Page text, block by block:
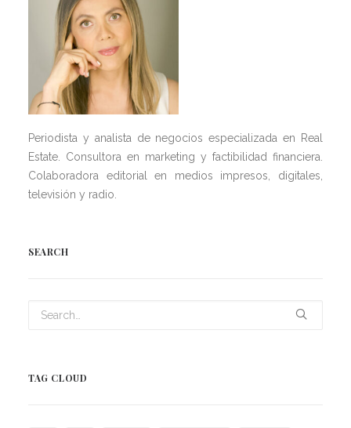
Periodista y analista de negocios especializada en Real
Estate. Consultora en marketing y factibilidad financiera.
Colaboradora editorial en medios impresos, digitales,
televisión y radio.
SEARCH
TAG CLOUD